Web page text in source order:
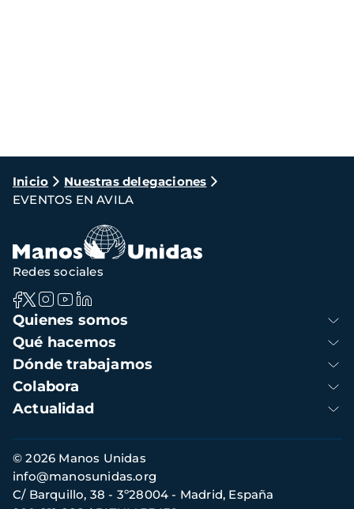
Ruta
de
navegación
Inicio
Nuestras delegaciones
EVENTOS EN AVILA
Navegación
principal
Quienes somos
Qué hacemos
Dónde trabajamos
Colabora
Actualidad
Redes sociales
Información
de
contacto
© 2026 Manos Unidas
C/ Barquillo, 38 - 3º28004 - Madrid, España
info@manosunidas.org